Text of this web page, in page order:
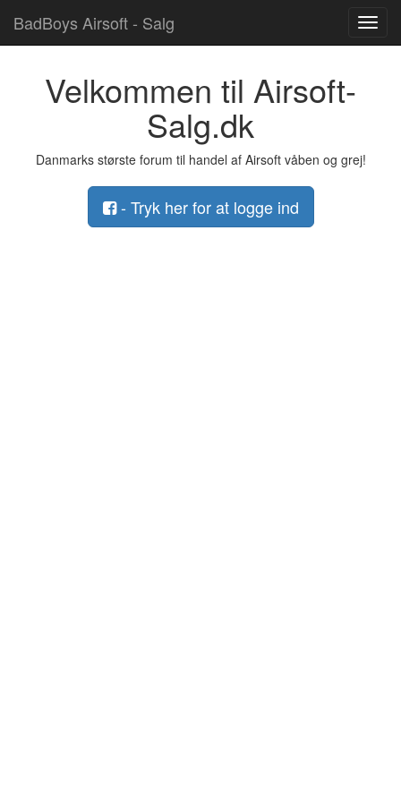
BadBoys Airsoft - Salg
Velkommen til Airsoft-
Salg.dk
Danmarks største forum til handel af Airsoft våben og grej!
- Tryk her for at logge ind